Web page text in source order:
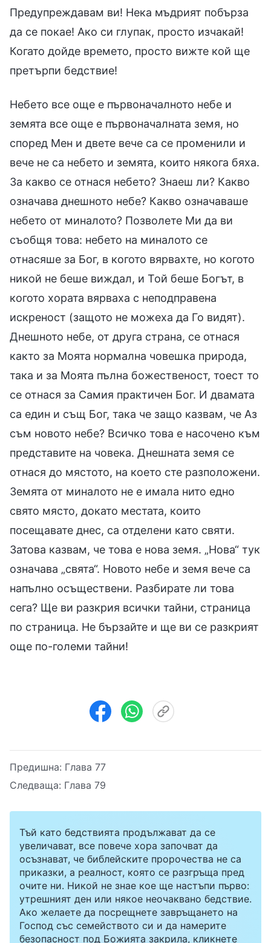
Предупреждавам ви! Нека мъдрият побърза
да се покае! Ако си глупак, просто изчакай!
Когато дойде времето, просто вижте кой ще
претърпи бедствие!
Небето все още е първоначалното небе и
земята все още е първоначалната земя, но
според Мен и двете вече са се променили и
вече не са небето и земята, които някога бяха.
За какво се отнася небето? Знаеш ли? Какво
означава днешното небе? Какво означаваше
небето от миналото? Позволете Ми да ви
съобщя това: небето на миналото се
отнасяше за Бог, в когото вярвахте, но когото
никой не беше виждал, и Той беше Богът, в
когото хората вярваха с неподправена
искреност (защото не можеха да Го видят).
Днешното небе, от друга страна, се отнася
както за Моята нормална човешка природа,
така и за Моята пълна божественост, тоест то
се отнася за Самия практичен Бог. И двамата
са един и същ Бог, така че защо казвам, че Аз
съм новото небе? Всичко това е насочено към
представите на човека. Днешната земя се
отнася до мястото, на което сте разположени.
Земята от миналото не е имала нито едно
свято място, докато местата, които
посещавате днес, са отделени като святи.
Затова казвам, че това е нова земя. „Нова“ тук
означава „свята“. Новото небе и земя вече са
напълно осъществени. Разбирате ли това
сега? Ще ви разкрия всички тайни, страница
по страница. Не бързайте и ще ви се разкрият
още по-големи тайни!
Предишна: Глава 77
Следваща: Глава 79
Тъй като бедствията продължават да се
увеличават, все повече хора започват да
осъзнават, че библейските пророчества не са
приказки, а реалност, която се разгръща пред
очите ни. Никой не знае кое ще настъпи първо:
утрешният ден или някое неочаквано бедствие.
Ако желаете да посрещнете завръщането на
Господ със семейството си и да намерите
безопасност под Божията закрила, кликнете